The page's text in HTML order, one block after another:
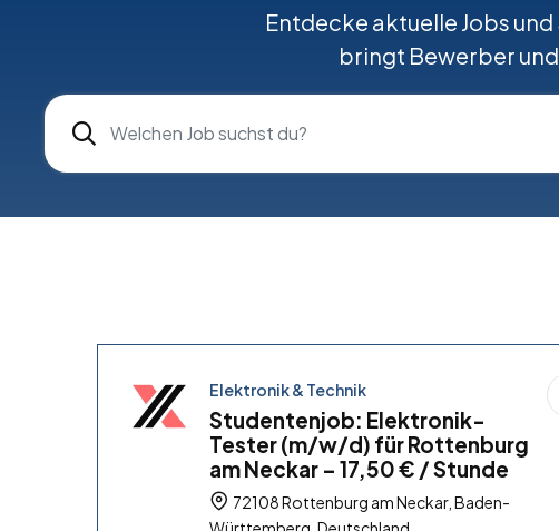
Entdecke aktuelle Jobs
bringt Bewerber
Elektronik & Technik
Studentenjob: Elektronik-
Tester (m/w/d) für Rottenburg
am Neckar – 17,50 € / Stunde
72108 Rottenburg am Neckar, Baden-